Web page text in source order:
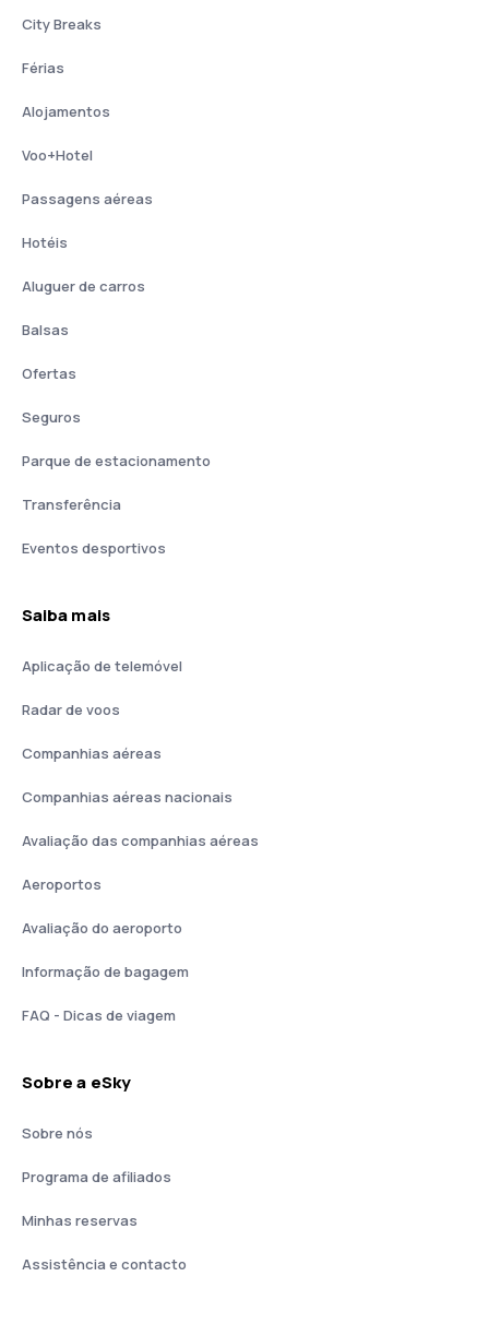
City Breaks
Férias
Alojamentos
Voo+Hotel
Passagens aéreas
Hotéis
Aluguer de carros
Balsas
Ofertas
Seguros
Parque de estacionamento
Transferência
Eventos desportivos
Saiba mais
Aplicação de telemóvel
Radar de voos
Companhias aéreas
Companhias aéreas nacionais
Avaliação das companhias aéreas
Aeroportos
Avaliação do aeroporto
Informação de bagagem
FAQ - Dicas de viagem
Sobre a eSky
Sobre nós
Programa de afiliados
Minhas reservas
Assistência e contacto